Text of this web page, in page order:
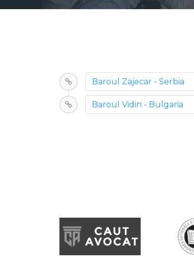
Baroul Zajecar - Serbia
Baroul Vidin - Bulgaria